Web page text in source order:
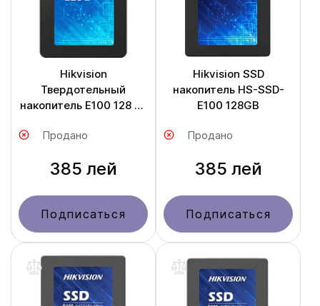
Hikvision
Твердотельный
накопитель E100 128 ГБ
Продано
385 лей
Подписаться
Hikvision SSD
накопитель HS-SSD-
E100 128GB
Продано
385 лей
Подписаться